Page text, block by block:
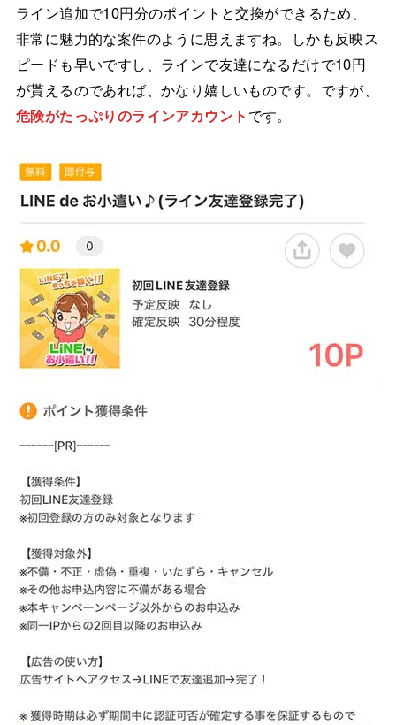
ライン追加で10円分のポイントと交換ができるため、
非常に魅力的な案件のように思えますね。しかも反映ス
ピードも早いですし、ラインで友達になるだけで10円
が貰えるのであれば、かなり嬉しいものです。ですが、
危険がたっぷりのラインアカウント です。